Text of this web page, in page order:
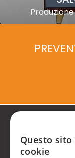
Questo
cookie